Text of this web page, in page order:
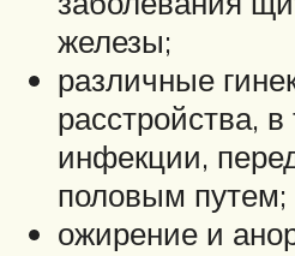
железы;
различные
расстройства,
инфекции,
половым путем;
ожирение и